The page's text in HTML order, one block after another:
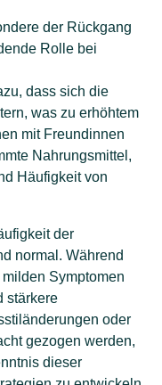
der Rückgang
Rolle bei
dass sich die
was zu erhöhtem
mit Freundinnen
Nahrungsmittel,
Häufigkeit von
der
normal. Während
Symptomen
stärkere
oder
gezogen werden,
dieser